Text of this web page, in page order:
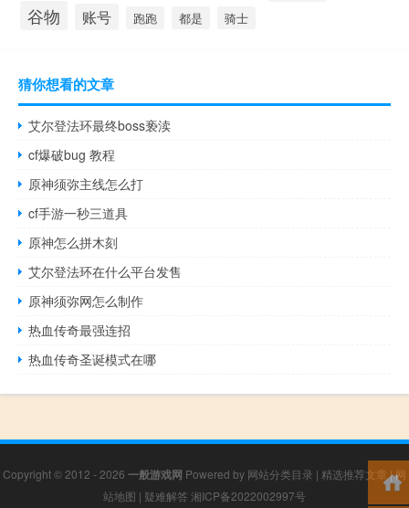
谷物 账号 跑跑 都是 骑士
猜你想看的文章
艾尔登法环最终boss亵渎
cf爆破bug 教程
原神须弥主线怎么打
cf手游一秒三道具
原神怎么拼木刻
艾尔登法环在什么平台发售
原神须弥网怎么制作
热血传奇最强连招
热血传奇圣诞模式在哪
Copyright © 2012 - 2026 一般游戏网 Powered by 网站分类目录 | 精选推荐文章 |网
站地图 | 疑难解答 湘ICP备2022002997号